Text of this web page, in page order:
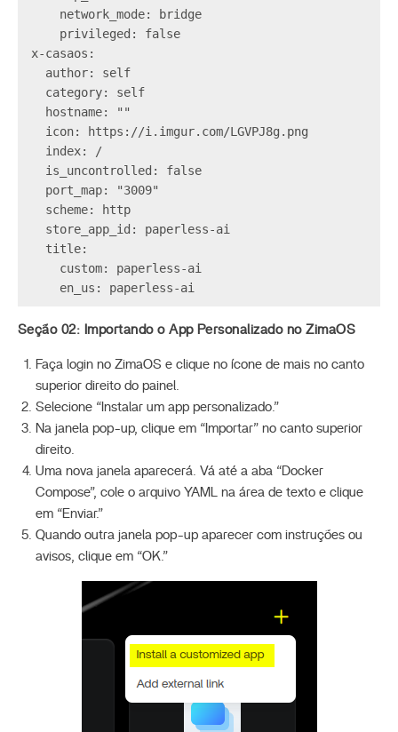
    network_mode: bridge
    privileged: false
x-casaos:
  author: self
  category: self
  hostname: ""
  icon: https://i.imgur.com/LGVPJ8g.png
  index: /
  is_uncontrolled: false
  port_map: "3009"
  scheme: http
  store_app_id: paperless-ai
  title:
    custom: paperless-ai
Seção 02: Importando o App Personalizado no ZimaOS
Faça login no ZimaOS e clique no ícone de mais no canto
superior direito do painel.
Selecione “Instalar um app personalizado.”
Na janela pop-up, clique em “Importar” no canto superior
direito.
Uma nova janela aparecerá. Vá até a aba “Docker
Compose”, cole o arquivo YAML na área de texto e clique
em “Enviar.”
Quando outra janela pop-up aparecer com instruções ou
avisos, clique em “OK.”